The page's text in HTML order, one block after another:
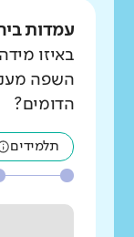
עמדות
באיזו
השפה
הדומים?
תלמידים